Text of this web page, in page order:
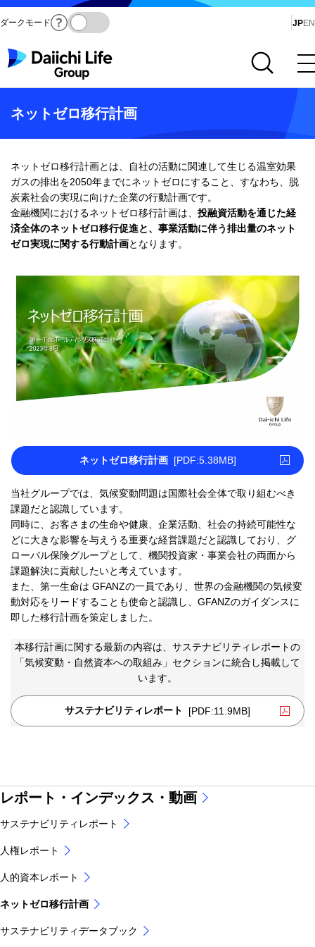
ダークモード JPEN
サイト内検索を開く
メインメニューを開く
ネットゼロ移行計画
ネットゼロ移行計画とは、自社の活動に関連して生じる温室効果
ガスの排出を2050年までにネットゼロにすること、すなわち、脱
炭素社会の実現に向けた企業の行動計画です。
金融機関におけるネットゼロ移行計画は、 投融資活動を通じた経
済全体のネットゼロ移行促進と、事業活動に伴う排出量のネット
ゼロ実現に関する行動計画となります。
ネットゼロ移行計画 [PDF:5.38MB]
PDFファイルが新規ウィンドウで
当社グループでは、気候変動問題は国際社会全体で取り組むべき
課題だと認識しています。
同時に、お客さまの生命や健康、企業活動、社会の持続可能性な
どに大きな影響を与えうる重要な経営課題だと認識しており、グ
ローバル保険グループとして、機関投資家・事業会社の両面から
課題解決に貢献したいと考えています。
また、第一生命は GFANZの一員であり、世界の金融機関の気候変
動対応をリードすることも使命と認識し、GFANZのガイダンスに
即した移行計画を策定しました。
本移行計画に関する最新の内容は、サステナビリティレポートの
「気候変動・自然資本への取組み」セクションに統合し掲載して
います。
サステナビリティレポート [PDF:11.9MB]
PDFファイルが新規ウィンドウで
レポート・インデックス・動画
サステナビリティレポート
人権レポート
人的資本レポート
ネットゼロ移行計画
サステナビリティデータブック